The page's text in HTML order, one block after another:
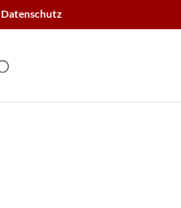
Datenschutz